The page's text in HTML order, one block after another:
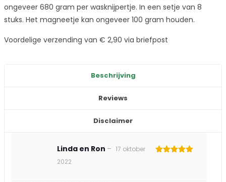
ongeveer 680 gram per wasknijpertje. In een setje van 8
stuks. Het magneetje kan ongeveer 100 gram houden.
Voordelige verzending van € 2,90 via briefpost
Beschrijving
Reviews
Disclaimer
Linda en Ron – 17 oktober
2022